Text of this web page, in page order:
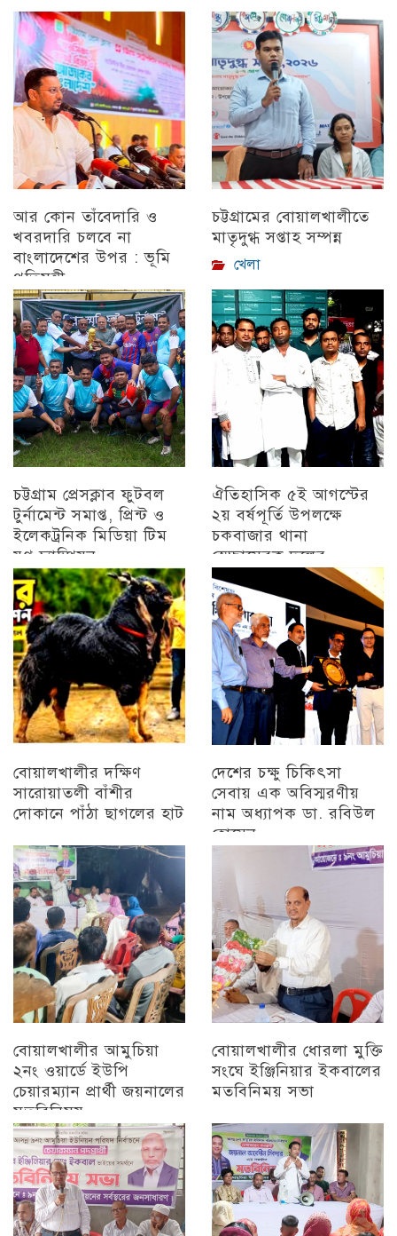
আর কোন তাঁবেদারি ও
খবরদারি চলবে না
বাংলাদেশের উপর : ভূমি
প্রতিমন্ত্রী
চট্টগ্রাম
চট্টগ্রামের বোয়ালখালীতে
মাতৃদুগ্ধ সপ্তাহ সম্পন্ন
খেলা
চট্টগ্রাম প্রেসক্লাব ফুটবল
টুর্নামেন্ট সমাপ্ত, প্রিন্ট ও
ইলেকট্রনিক মিডিয়া টিম
যুগ্ন চ্যাম্পিয়ন
চট্টগ্রাম
ঐতিহাসিক ৫ই আগস্টের
২য় বর্ষপূর্তি উপলক্ষে
চকবাজার থানা
স্বেচ্ছাসেবক দলের
প্রামাণ্যচিত্র প্রদর্শন ও
বিজয় মিছিল
চট্টগ্রাম
বোয়ালখালীর দক্ষিণ
সারোয়াতলী বাঁশীর
দোকানে পাঁঠা ছাগলের হাট
চট্টগ্রাম
দেশের চক্ষু চিকিৎসা
সেবায় এক অবিস্মরণীয়
নাম অধ্যাপক ডা. রবিউল
হোসেন
বোয়ালখালীর আমুচিয়া
২নং ওয়ার্ডে ইউপি
চেয়ারম্যান প্রার্থী জয়নালের
মতবিনিময়
চট্টগ্রাম
বোয়ালখালীর ধোরলা মুক্তি
সংঘে ইঞ্জিনিয়ার ইকবালের
মতবিনিময় সভা
চট্টগ্রাম